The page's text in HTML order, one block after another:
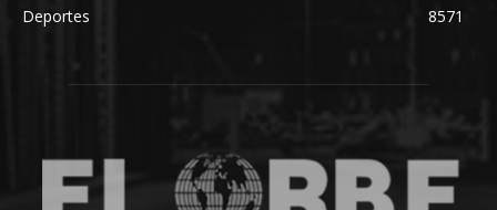
Deportes
8571